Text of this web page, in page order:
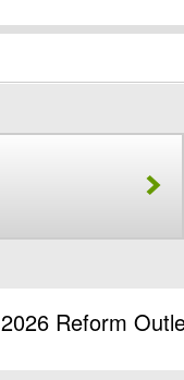
2026 Reform